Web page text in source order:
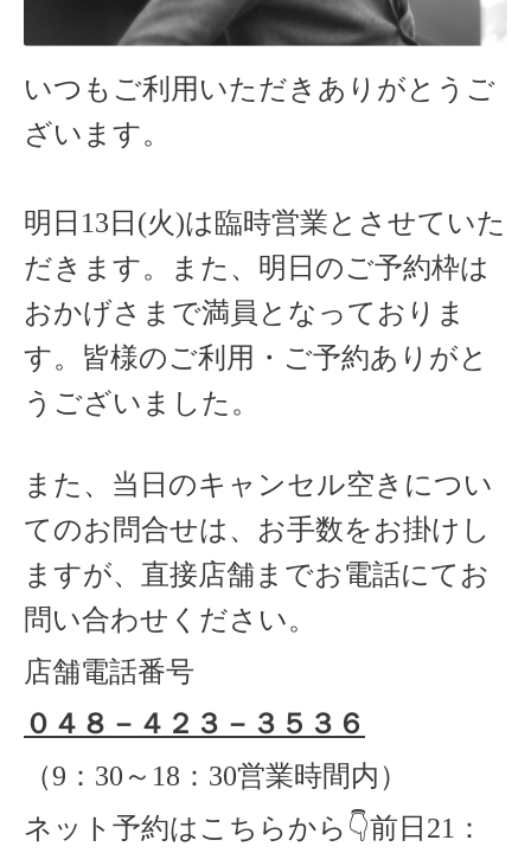
いつもご利用いただきありがとうご
ざいます。
明日13日(火)は臨時営業とさせていた
だきます。また、明日のご予約枠は
おかげさまで満員となっておりま
す。皆様のご利用・ご予約ありがと
うございました。
また、当日のキャンセル空きについ
てのお問合せは、お手数をお掛けし
ますが、直接店舗までお電話にてお
問い合わせください。
店舗電話番号
０４８－４２３－３５３６
（9 ： 30 ～ 18 ： 30営業時間内）
ネット予約はこちらから 👇前日 21 ：